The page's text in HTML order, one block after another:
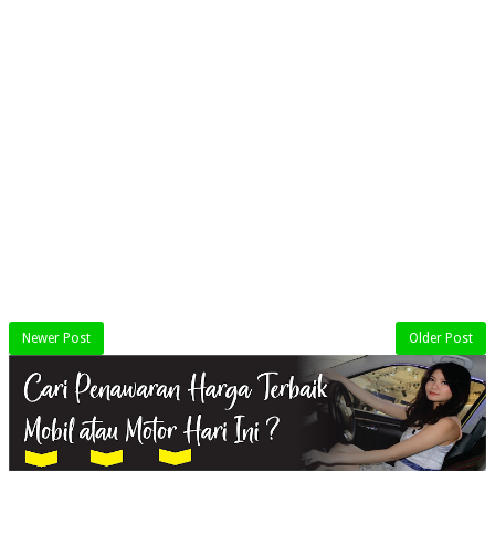
Newer Post Older Post